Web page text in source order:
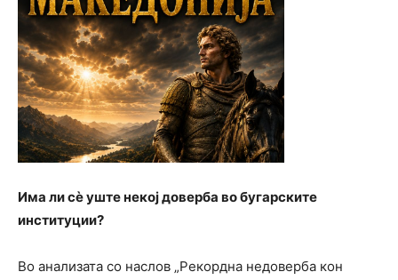
Има ли сѐ уште некој доверба во бугарските
институции?
Во анализата со наслов „Рекордна недоверба кон